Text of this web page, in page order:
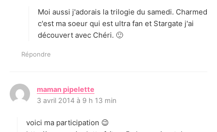
:
Moi aussi j'adorais la trilogie du samedi. Charmed
c'est ma soeur qui est ultra fan et Stargate j'ai
découvert avec Chéri. 🙂
Répondre
maman pipelette
i
:
3 avril 2014 à 9 h 13 min
voici ma participation 😉